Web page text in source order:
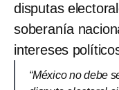
disputas
soberanía
intereses
“México no debe